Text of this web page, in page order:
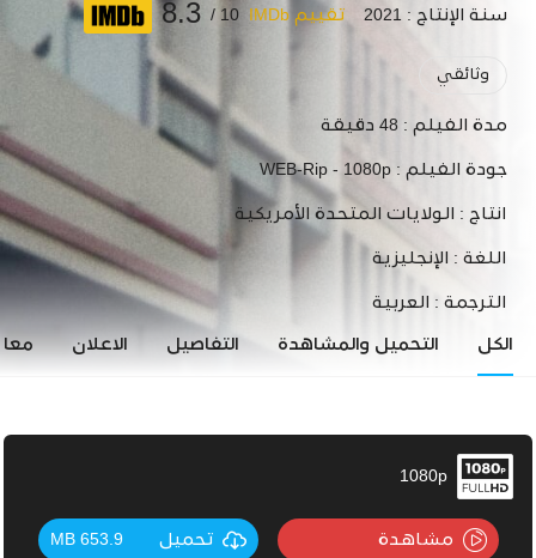
سنة الإنتاج : 2021 تقييم IMDb 10 /
8.3
وثائقي
مدة الفيلم : 48 دقيقة
جودة الفيلم : WEB-Rip - 1080p
انتاج : الولايات المتحدة الأمريكية
اللغة : الإنجليزية
الترجمة : العربية
الكل التحميل والمشاهدة التفاصيل الاعلان
1080p
مشاهدة تحميل 653.9 MB